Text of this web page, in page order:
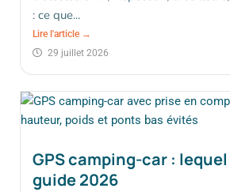
: ce que...
Lire l'article →
29 juillet 2026
GPS camping-car :
guide 2026